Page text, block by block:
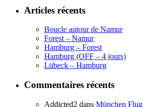
Articles récents
Boucle autour de Namur
Forest – Namur
Hamburg – Forest
Hamburg (OFF – 4 jours)
Lübeck – Hamburg
Commentaires récents
Addicted2 dans München